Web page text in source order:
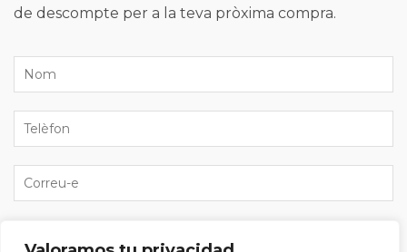
de descompte per a la teva pròxima compra.
He llegit i accepto lapolítica de privacitat